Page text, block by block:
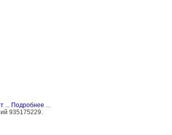
... Подробнее ...
935175229.